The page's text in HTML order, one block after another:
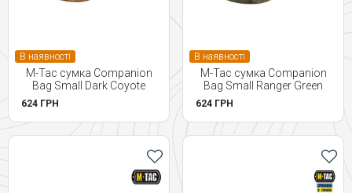
В наявності
M-Tac сумка Companion
Bag Small Dark Coyote
624 ГРН
В наявності
M-Tac сумка Companion
Bag Small Ranger Green
624 ГРН